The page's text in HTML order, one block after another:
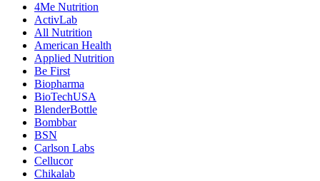
4Me Nutrition
ActivLab
All Nutrition
American Health
Applied Nutrition
Be First
Biopharma
BioTechUSA
BlenderBottle
Bombbar
BSN
Carlson Labs
Cellucor
Chikalab